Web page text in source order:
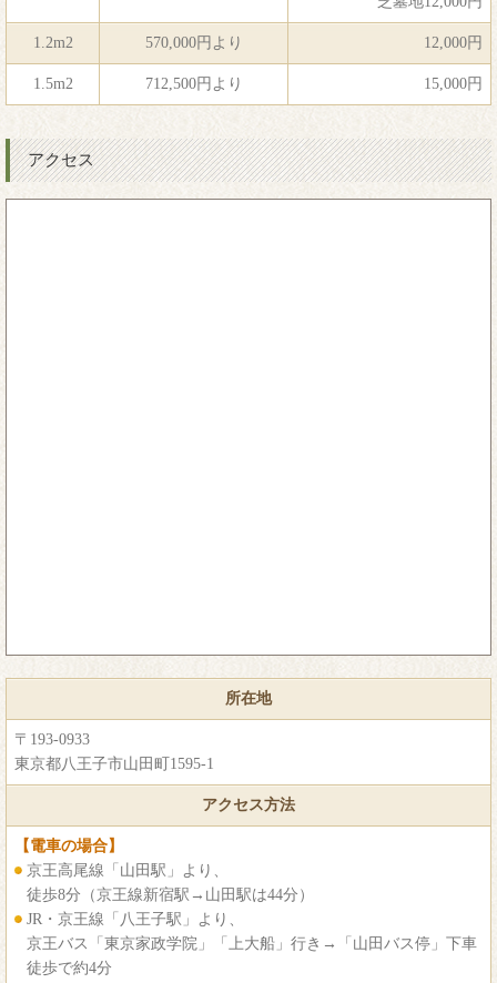
1.2m2 570,000円より 12,000円
1.5m2 712,500円より 15,000円
アクセス
所在地
〒193-0933
東京都八王子市山田町1595-1
アクセス方法
【電車の場合】
京王高尾線「山田駅」より、
徒歩8分（京王線新宿駅→山田駅は44分）
JR・京王線「八王子駅」より、
京王バス「東京家政学院」「上大船」行き→「山田バス停」下車
徒歩で約4分